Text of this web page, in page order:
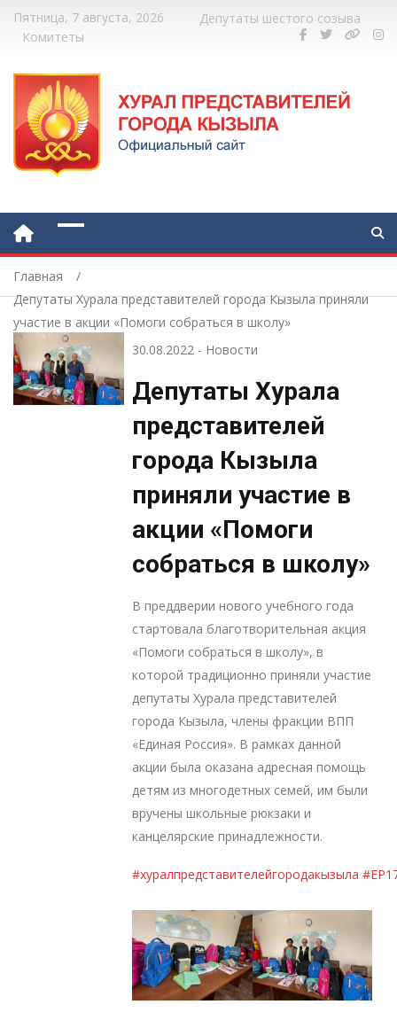
Пятница, 7 августа, 2026
Депутаты шестого созыва
Комитеты
Главная
Депутаты Хурала представителей города Кызыла приняли
участие в акции «Помоги собраться в школу»
30.08.2022- Новости
Депутаты Хурала
представителей
города Кызыла
приняли участие в
акции «Помоги
собраться в школу»
В преддверии нового учебного года
стартовала благотворительная акция
«Помоги собраться в школу», в
которой традиционно приняли участие
депутаты Хурала представителей
города Кызыла, члены фракции ВПП
«Единая Россия». В рамках данной
акции была оказана адресная помощь
детям из многодетных семей, им были
вручены школьные рюкзаки и
канцелярские принадлежности.
#хуралпредставителейгородакызыла